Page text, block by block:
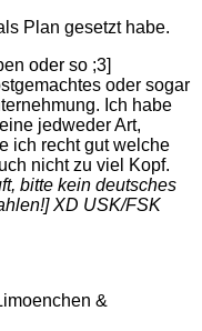
Plan gesetzt habe.
oder so ;3]
oder sogar
Ich habe
jedweder Art,
ich recht gut welche
nicht zu viel Kopf.
bitte kein deutsches
XD USK/FSK
&